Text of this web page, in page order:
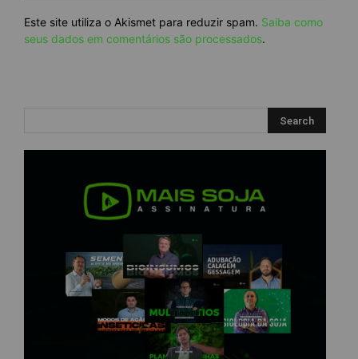
Este site utiliza o Akismet para reduzir spam. Saiba como
seus dados em comentários são processados.